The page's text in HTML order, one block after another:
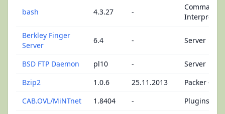
bash 4.3.27 -
Command
Interpreter
Berkley Finger
Server
6.4 - Server
BSD FTP Daemon pl10 -
Server
Bzip2
1.0.6 25.11.2013
Packer -
CAB.OVL/MiNTnet
1.8404 - Plugins/